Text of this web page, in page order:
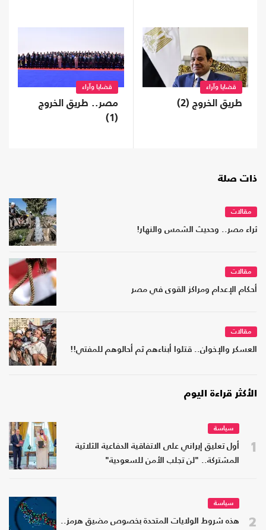
قضايا وآراء
طريق الخروج (2)
قضايا وآراء
مصر.. طريق الخروج
(1)
ذات صلة
مقالات
ثراء مصر.. وحديث الشمس والنهار!
مقالات
أحكام الإعدام ومراكز القوى في مصر
مقالات
العسكر والإخوان.. قتلوا أبناءهم ثم أحالوهم للمفتي!!
الأكثر قراءة اليوم
1
سياسة
أول تعليق إيراني على الاتفاقية الدفاعية الثلاثية
المشتركة.. "لن تجلب الأمن للسعودية"
2
سياسة
هذه شروط الولايات المتحدة بخصوص مضيق هرمز..